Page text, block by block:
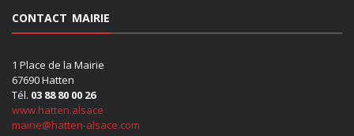
CONTACT MAIRIE
1 Place de la Mairie
67690 Hatten
Tél. 03 88 80 00 26
www.hatten.alsace
mairie@hatten-alsace.com